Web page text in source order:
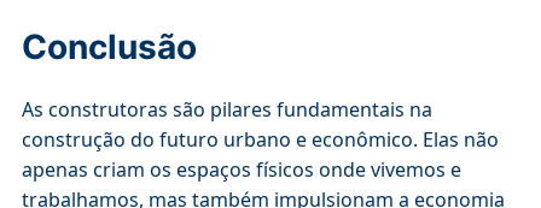
Conclusão
As construtoras são pilares fundamentais na
construção do futuro urbano e econômico. Elas não
apenas criam os espaços físicos onde vivemos e
trabalhamos, mas também impulsionam a economia